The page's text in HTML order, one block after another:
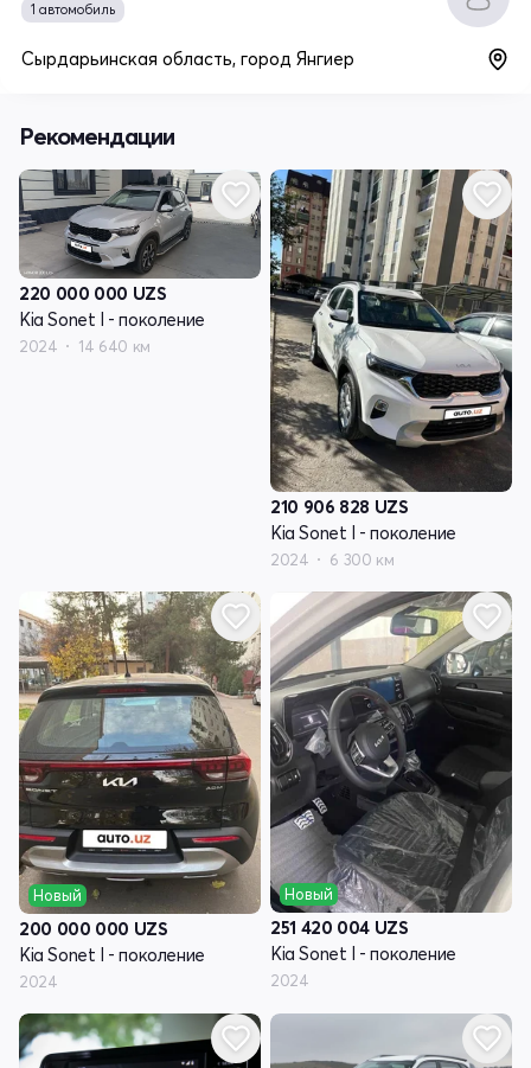
1 автомобиль
Сырдарьинская область, город Янгиер
Рекомендации
220 000 000 UZS
Kia Sonet I - поколение
2024 14 640 км
210 906 828 UZS
Kia Sonet I - поколение
2024 6 300 км
Новый
200 000 000 UZS
Kia Sonet I - поколение
2024
Новый
251 420 004 UZS
Kia Sonet I - поколение
2024